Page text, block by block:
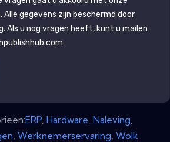
Alle gegevens zijn beschermd door
. Als u nog vragen heeft, kunt u mailen
ERP Hardware Naleving
Werknemerservaring Wolk